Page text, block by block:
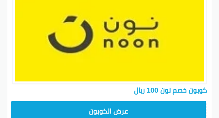
كوبون خصم نون 100 ريال
عرض الكوبون